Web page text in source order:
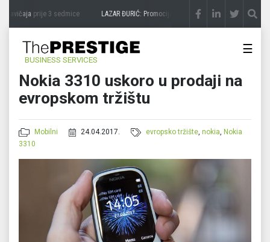
zavičajaprije 3 sedmice LAZAR ĐURIĆ: Promocija potencijal pretvara u destinaciju
BUSINESS SERVICES
☰
Nokia 3310 uskoro u prodaji na
evropskom tržištu
Mobilni 24.04.2017. evropsko tržište,nokia,Nokia
3310